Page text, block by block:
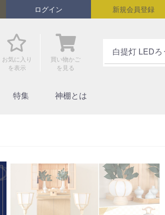
新規会員登録
ログイン
お気に入り
を表示
買い物かご
を見る
特集 神棚とは